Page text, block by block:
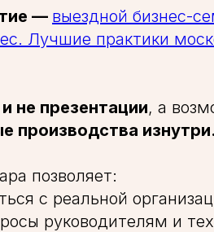
— выездной бизнес-
Лучшие практики
не презентации, а
производства изнутри.
позволяет:
с реальной
руководителям и